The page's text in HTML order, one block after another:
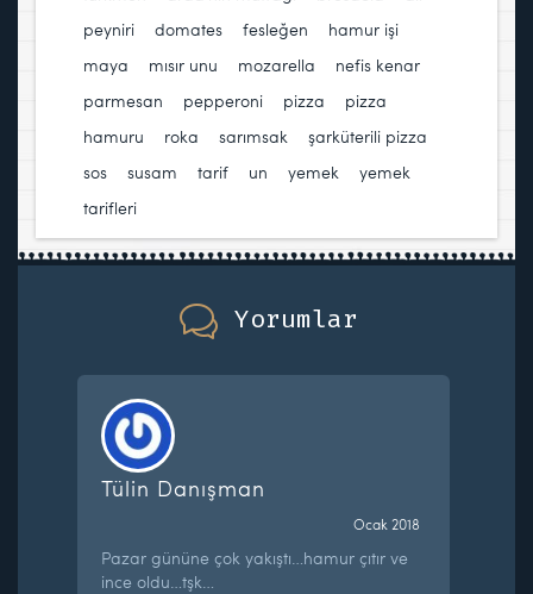
peyniri
domates fesleğen hamur işi
maya
mısır unu mozarella nefis kenar
parmesan
pepperoni pizza
pizza
hamuru
roka sarımsak şarküterili pizza
sos
susam tarif un yemek
yemek
tarifleri
Yorumlar
Tülin Danışman
Ocak 2018
Pazar gününe çok yakıştı…hamur çıtır ve
ince oldu…tşk…